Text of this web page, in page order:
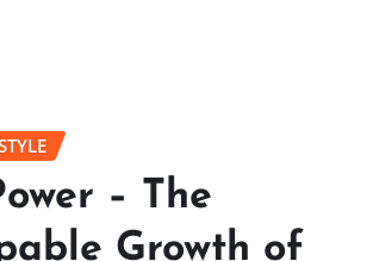
– The
Growth of